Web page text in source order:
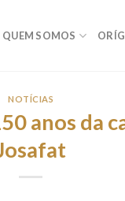
QUEM SOMOS
NOTÍCIAS
anos da